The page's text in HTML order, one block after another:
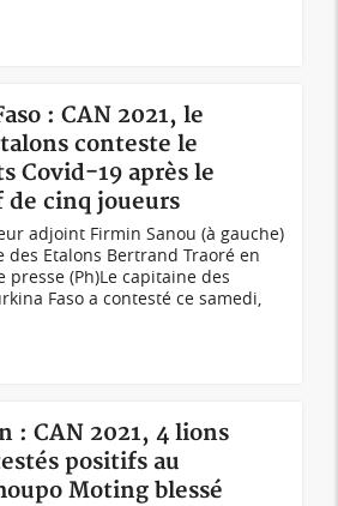
: CAN 2021, le
conteste le
Covid-19 après le
cinq joueurs
adjoint Firmin Sanou (à gauche)
des Etalons Bertrand Traoré en
presse (Ph)Le capitaine des
Faso a contesté ce samedi,
: CAN 2021, 4 lions
positifs au
Moting blessé